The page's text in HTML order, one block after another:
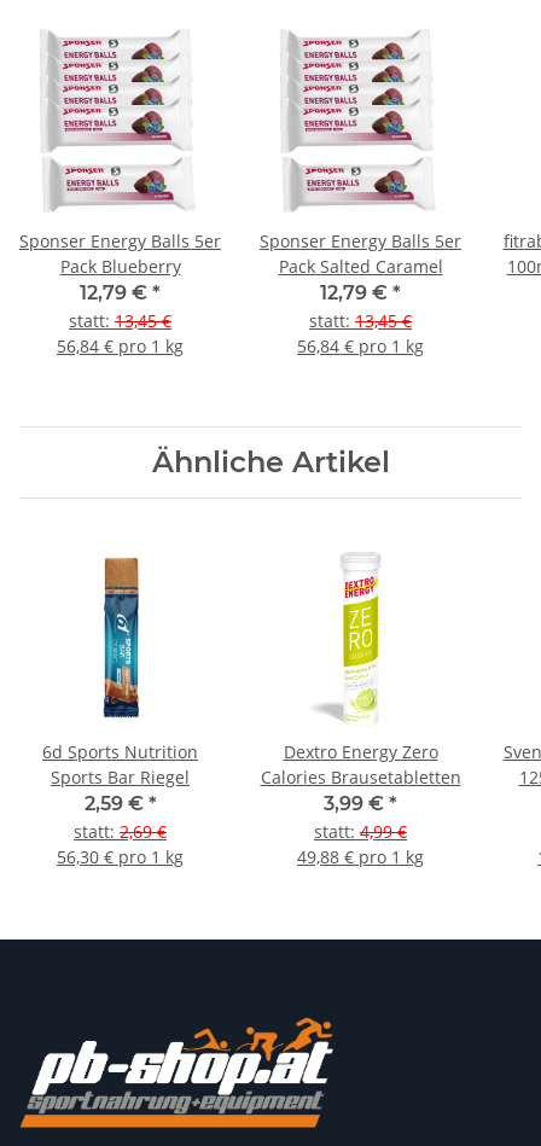
Sponser Energy Balls 5er
Pack Blueberry
12,79 € *
statt: 13,45 €
56,84 € pro 1 kg
Sponser Energy Balls 5er
Pack Salted Caramel
12,79 € *
statt: 13,45 €
56,84 € pro 1 kg
Ähnliche Artikel
6d Sports Nutrition
Sports Bar Riegel
2,59 € *
statt: 2,69 €
56,30 € pro 1 kg
Dextro Energy Zero
Calories Brausetabletten
3,99 € *
statt: 4,99 €
49,88 € pro 1 kg